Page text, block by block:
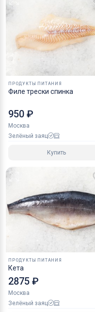
ПРОДУКТЫ ПИТАНИЯ
Филе трески спинка
950 ₽
Москва
Зелёный заяц
Купить
ПРОДУКТЫ ПИТАНИЯ
Кета
2875 ₽
Москва
Зелёный заяц